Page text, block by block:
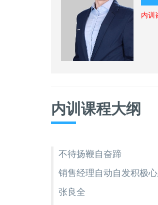
内训
内训课程大纲
不待扬鞭自奋蹄
销售经理自动自发积极
张良全